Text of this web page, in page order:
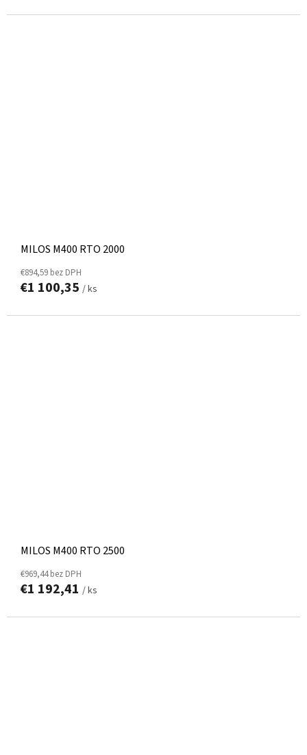
MILOS M400 RTO 2000
€894,59 bez DPH
€1 100,35 / ks
MILOS M400 RTO 2500
€969,44 bez DPH
€1 192,41 / ks